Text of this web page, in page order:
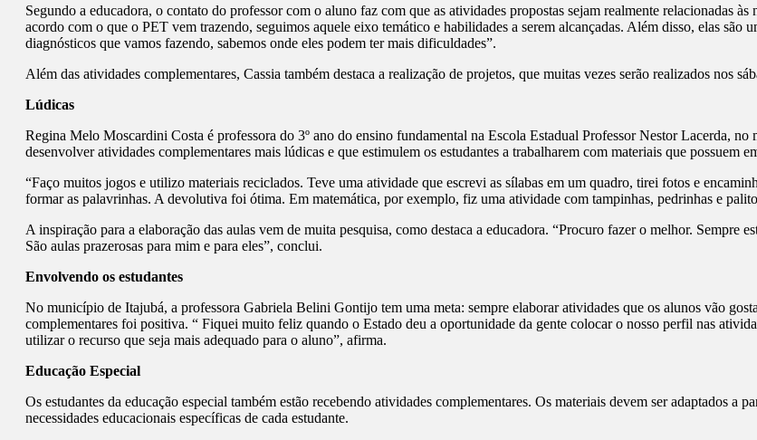
Segundo a educadora, o contato do professor com o aluno faz com que as atividades propostas sejam realmente relacionadas
acordo com o que o PET vem trazendo, seguimos aquele eixo temático e habilidades a serem alcançadas. Além disso, elas são
diagnósticos que vamos fazendo, sabemos onde eles podem ter mais dificuldades”.
Além das atividades complementares, Cassia também destaca a realização de projetos, que muitas vezes serão realizados nos
Lúdicas
Regina Melo Moscardini Costa é professora do 3º ano do ensino fundamental na Escola Estadual Professor Nestor Lacerda,
desenvolver atividades complementares mais lúdicas e que estimulem os estudantes a trabalharem com materiais que possuem
“Faço muitos jogos e utilizo materiais reciclados. Teve uma atividade que escrevi as sílabas em um quadro, tirei fotos e
formar as palavrinhas. A devolutiva foi ótima. Em matemática, por exemplo, fiz uma atividade com tampinhas, pedrinhas e
A inspiração para a elaboração das aulas vem de muita pesquisa, como destaca a educadora. “Procuro fazer o melhor. Sempre
São aulas prazerosas para mim e para eles”, conclui.
Envolvendo os estudantes
No município de Itajubá, a professora Gabriela Belini Gontijo tem uma meta: sempre elaborar atividades que os alunos vão
complementares foi positiva. “ Fiquei muito feliz quando o Estado deu a oportunidade da gente colocar o nosso perfil nas
utilizar o recurso que seja mais adequado para o aluno”, afirma.
Educação Especial
Os estudantes da educação especial também estão recebendo atividades complementares. Os materiais devem ser adaptados
necessidades educacionais específicas de cada estudante.